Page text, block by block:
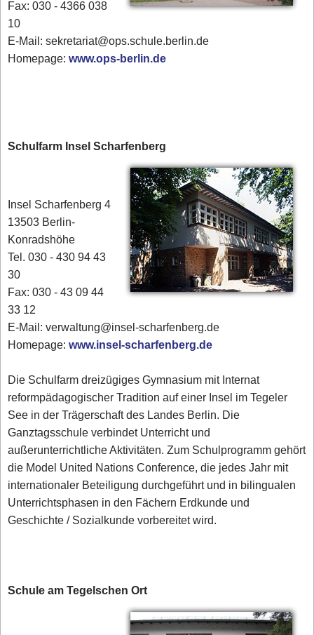
Fax: 030 - 4366 038
10
E-Mail: sekretariat@ops.schule.berlin.de
Homepage:www.ops-berlin.de
Schulfarm Insel Scharfenberg
Insel Scharfenberg 4
13503 Berlin-
Konradshöhe
Tel. 030 - 430 94 43
30
Fax: 030 - 43 09 44
33 12
E-Mail: verwaltung@insel-scharfenberg.de
Homepage:www.insel-scharfenberg.de
Die Schulfarm dreizügiges Gymnasium mit Internat
reformpädagogischer Tradition auf einer Insel im Tegeler
See in der Trägerschaft des Landes Berlin. Die
Ganztagsschule verbindet Unterricht und
außerunterrichtliche Aktivitäten. Zum Schulprogramm gehört
die Model United Nations Conference, die jedes Jahr mit
internationaler Beteiligung durchgeführt und in bilingualen
Unterrichtsphasen in den Fächern Erdkunde und
Geschichte / Sozialkunde vorbereitet wird.
Schule am Tegelschen Ort